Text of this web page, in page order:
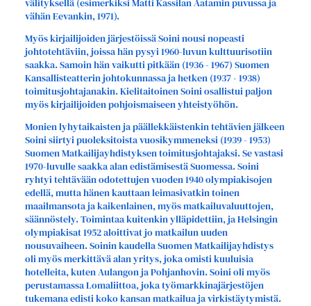
välityksellä (esimerkiksi Matti Kassilan Aatamin puvussa ja
vähän Eevankin, 1971).
Myös kirjailijoiden järjestöissä Soini nousi nopeasti
johtotehtäviin, joissa hän pysyi 1960-luvun kulttuurisotiin
saakka. Samoin hän vaikutti pitkään (1936 - 1967) Suomen
Kansallisteatterin johtokunnassa ja hetken (1937 - 1938)
toimitusjohtajanakin. Kielitaitoinen Soini osallistui paljon
myös kirjailijoiden pohjoismaiseen yhteistyöhön.
Monien lyhytaikaisten ja päällekkäistenkin tehtävien jälkeen
Soini siirtyi puoleksitoista vuosikymmeneksi (1939 - 1953)
Suomen Matkailijayhdistyksen toimitusjohtajaksi. Se vastasi
1970-luvulle saakka alan edistämisestä Suomessa. Soini
ryhtyi tehtävään odotettujen vuoden 1940 olympiakisojen
edellä, mutta hänen kauttaan leimasivatkin toinen
maailmansota ja kaikenlainen, myös matkailuvaluuttojen,
säännöstely. Toimintaa kuitenkin ylläpidettiin, ja Helsingin
olympiakisat 1952 aloittivat jo matkailun uuden
nousuvaiheen. Soinin kaudella Suomen Matkailijayhdistys
oli myös merkittävä alan yritys, joka omisti kuuluisia
hotelleita, kuten Aulangon ja Pohjanhovin. Soini oli myös
perustamassa Lomaliittoa, joka työmarkkinajärjestöjen
tukemana edisti koko kansan matkailua ja virkistäytymistä.